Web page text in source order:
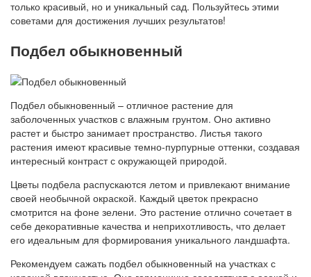
только красивый, но и уникальный сад. Пользуйтесь этими
советами для достижения лучших результатов!
Подбел обыкновенный
Подбел обыкновенный – отличное растение для
заболоченных участков с влажным грунтом. Оно активно
растет и быстро занимает пространство. Листья такого
растения имеют красивые темно-пурпурные оттенки, создавая
интересный контраст с окружающей природой.
Цветы подбела распускаются летом и привлекают внимание
своей необычной окраской. Каждый цветок прекрасно
смотрится на фоне зелени. Это растение отлично сочетает в
себе декоративные качества и неприхотливость, что делает
его идеальным для формирования уникального ландшафта.
Рекомендуем сажать подбел обыкновенный на участках с